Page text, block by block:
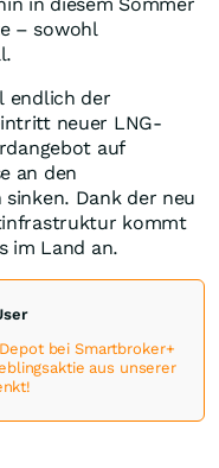
– sowohl
endlich der
neuer LNG-
auf
an den
Dank der neu
kommt
im Land an.
bei Smartbroker+
aus unserer